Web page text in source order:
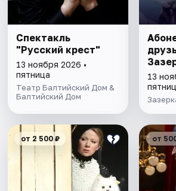
Спектакль
"Русский крест"
13 ноября 2026 •
пятница
Театр Балтийский Дом &
Балтийский Дом
13
от 2 500 ₽ от